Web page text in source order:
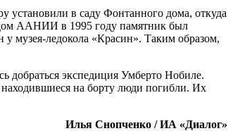
установили в саду Фонтанного дома, откуда
ААНИИ в 1995 году памятник был
музея-ледокола «Красин». Таким образом,
добраться экспедиция Умберто Нобиле.
находившиеся на борту люди погибли. Их
Илья Снопченко / ИА «Диалог»